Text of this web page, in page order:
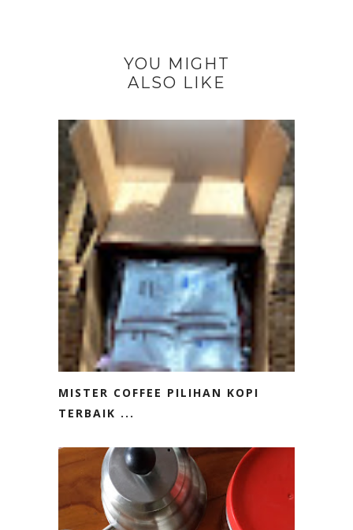
YOU MIGHT
ALSO LIKE
MISTER COFFEE PILIHAN KOPI
TERBAIK ...